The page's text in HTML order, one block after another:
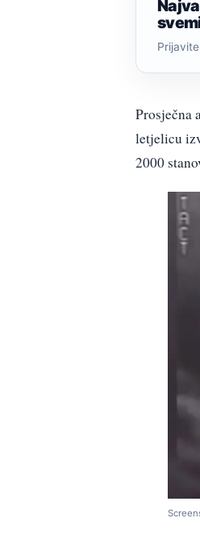
Prosječna
letjelicu
2000